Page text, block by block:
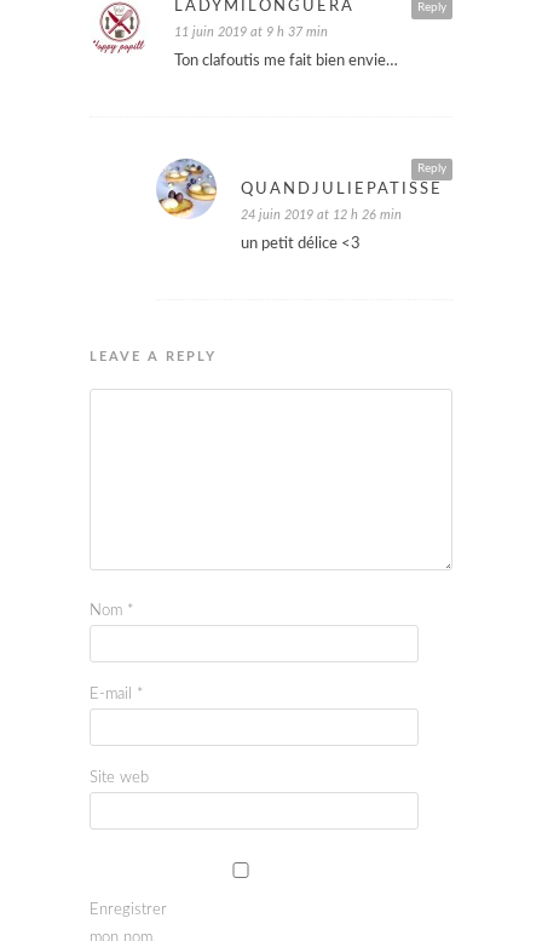
Reply
LADYMILONGUERA
11 juin 2019 at 9 h 37 min
Ton clafoutis me fait bien envie…
Reply
QUANDJULIEPATISSE
24 juin 2019 at 12 h 26 min
un petit délice <3
LEAVE A REPLY
Nom *
E-mail *
Site web
Enregistrer
mon nom,